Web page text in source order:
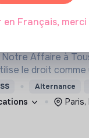
Notre Affaire à
le droit comme
contre la triple
- climat,
Alternance
Paris,
en Français, merci